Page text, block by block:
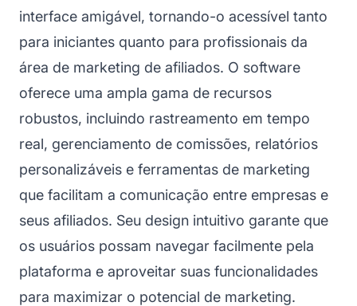
interface amigável, tornando-o acessível tanto
para iniciantes quanto para profissionais da
área de marketing de afiliados. O software
oferece uma ampla gama de recursos
robustos, incluindo rastreamento em tempo
real, gerenciamento de comissões, relatórios
personalizáveis e ferramentas de marketing
que facilitam a comunicação entre empresas e
seus afiliados. Seu design intuitivo garante que
os usuários possam navegar facilmente pela
plataforma e aproveitar suas funcionalidades
para maximizar o potencial de marketing.